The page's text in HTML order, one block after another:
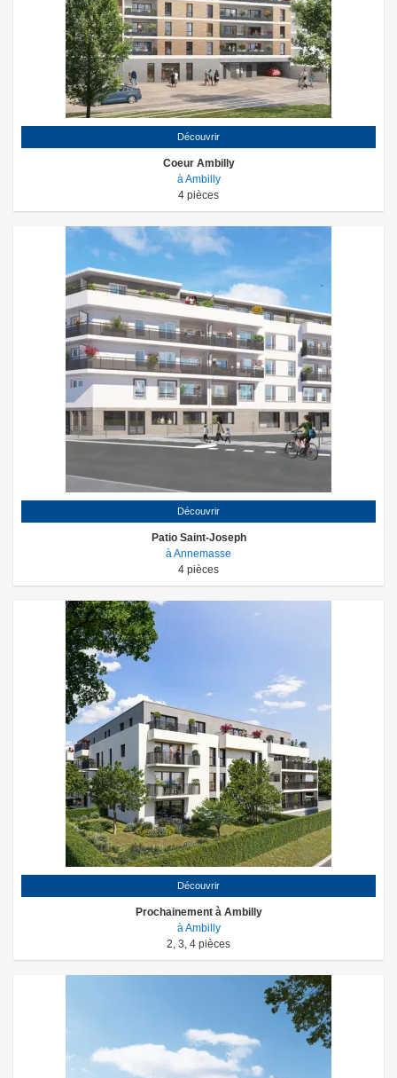
Découvrir
Coeur Ambilly
à Ambilly
4 pièces
Découvrir
Patio Saint-Joseph
à Annemasse
4 pièces
Découvrir
Prochainement à Ambilly
à Ambilly
2, 3, 4 pièces